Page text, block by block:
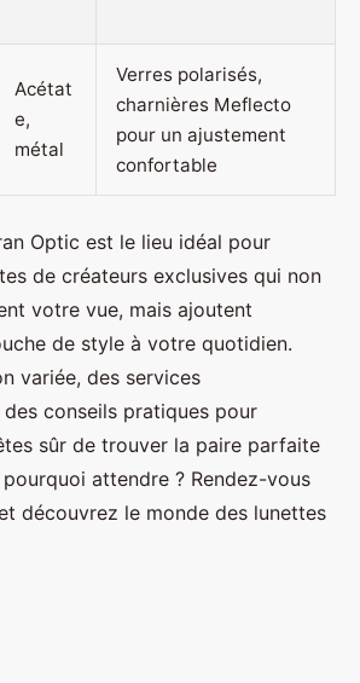
Acétat
e,
métal
Verres polarisés,
charnières Meflecto
pour un ajustement
confortable
Optic est le lieu idéal pour
de créateurs exclusives qui non
votre vue, mais ajoutent
de style à votre quotidien.
variée, des services
conseils pratiques pour
sûr de trouver la paire parfaite
attendre ? Rendez-vous
découvrez le monde des lunettes